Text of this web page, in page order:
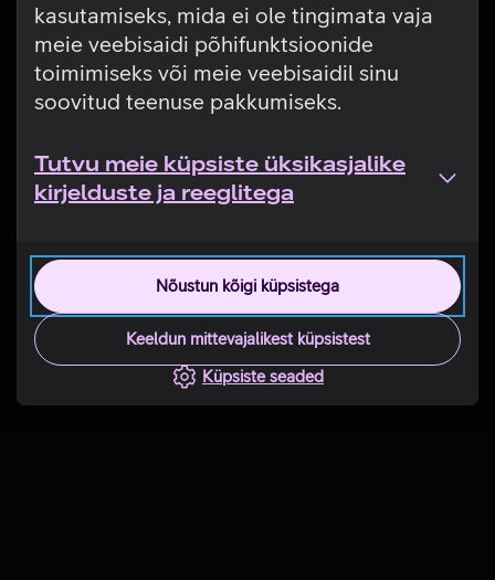
kasutamiseks, mida ei ole tingimata vaja
meie veebisaidi põhifunktsioonide
toimimiseks või meie veebisaidil sinu
soovitud teenuse pakkumiseks.
Tutvu meie küpsiste üksikasjalike
kirjelduste ja reeglitega
Nõustun kõigi küpsistega
Keeldun mittevajalikest küpsistest
Küpsiste seaded
Tehniline viga